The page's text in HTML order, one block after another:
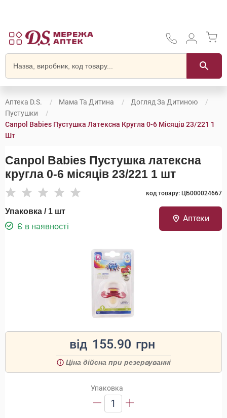
Аптека D.S. Мама Та Дитина
Догляд За Дитиною
Пустушки
Canpol Babies Пустушка Латексна Кругла 0-6 Місяців 23/221 1
Шт
Canpol Babies Пустушка латексна
кругла 0-6 місяців 23/221 1 шт
код товару: ЦБ000024667
Упаковка / 1 шт
Є в наявності
Аптеки
від 155.90 грн
Ціна дійсна при резервуванні
Упаковка
1